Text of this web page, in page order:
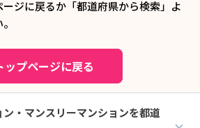
ジに戻るか「都道府県から検索」よ
ップページに戻る
・マンスリーマンションを都道